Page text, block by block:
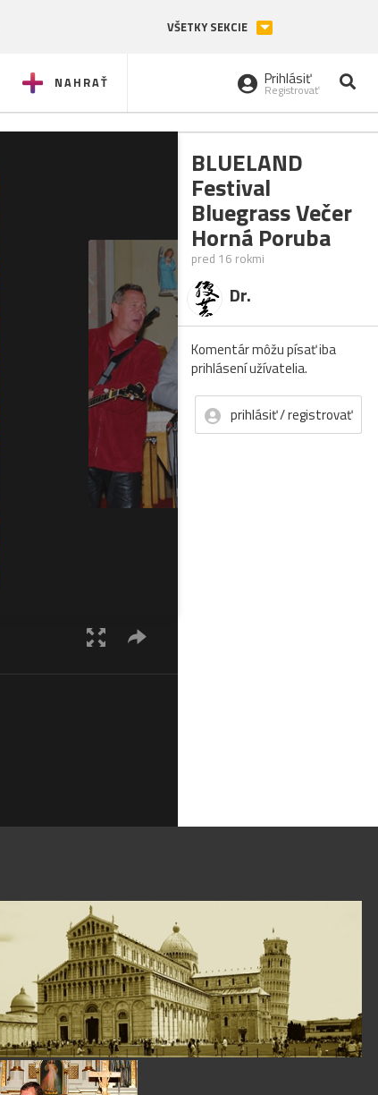
VŠETKY SEKCIE
NAHRAŤ Prihlásiť
Registrovať
BLUELAND
Festival
Bluegrass Večer
Horná Poruba
pred 16 rokmi
Dr.
Komentár môžu písať iba
prihlásení užívatelia.
prihlásiť / registrovať